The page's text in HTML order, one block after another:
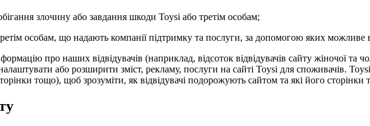
злочину або завдання шкоди Toysi або третім особам;
особам, що надають компанії підтримку та послуги, за допомогою яких можливе
про наших відвідувачів (наприклад, відсоток відвідувачів сайту жіночої та
або розширити зміст, рекламу, послуги на сайті Toysi для споживачів.
тощо), щоб зрозуміти, як відвідувачі подорожують сайтом та які його